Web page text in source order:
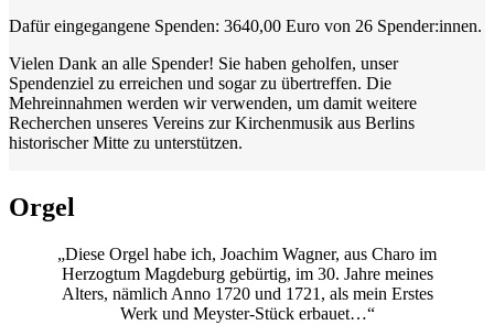
Dafür eingegangene Spenden: 3640,00 Euro von 26 Spender:innen.
Vielen Dank an alle Spender! Sie haben geholfen, unser
Spendenziel zu erreichen und sogar zu übertreffen. Die
Mehreinnahmen werden wir verwenden, um damit weitere
Recherchen unseres Vereins zur Kirchenmusik aus Berlins
historischer Mitte zu unterstützen.
Orgel
„Diese Orgel habe ich, Joachim Wagner, aus Charo im
Herzogtum Magdeburg gebürtig, im 30. Jahre meines
Alters, nämlich Anno 1720 und 1721, als mein Erstes
Werk und Meyster-Stück erbauet…“